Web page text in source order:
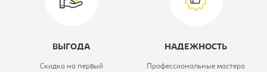
ВЫГОДА
Скидка на первый
НАДЕЖНОСТЬ
Профессиональные мастера